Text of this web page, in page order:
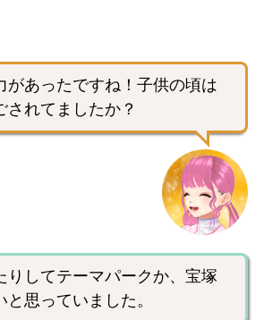
があったですね！子供の頃は
されてましたか？
りしてテーマパークか、宝塚
思っていました。